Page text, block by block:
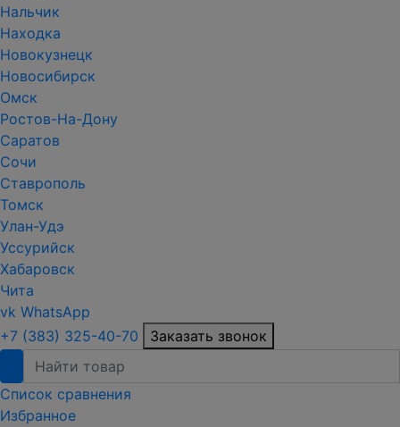
Нальчик
Находка
Новокузнецк
Новосибирск
Омск
Ростов-На-Дону
Саратов
Сочи
Ставрополь
Томск
Улан-Удэ
Уссурийск
Хабаровск
Чита
vk WhatsApp
+7 (383) 325-40-70
Заказать звонок
Список сравнения
Избранное